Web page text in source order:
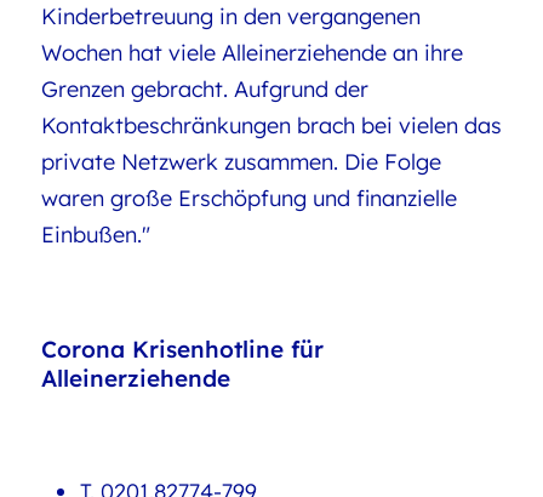
Kinderbetreuung in den vergangenen
Wochen hat viele Alleinerziehende an ihre
Grenzen gebracht. Aufgrund der
Kontaktbeschränkungen brach bei vielen das
private Netzwerk zusammen. Die Folge
waren große Erschöpfung und finanzielle
Einbußen."
Corona Krisenhotline für
Alleinerziehende